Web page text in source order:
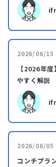
2026/06/15
【2026年
やすく解説
2026/06/05
コンチプラ